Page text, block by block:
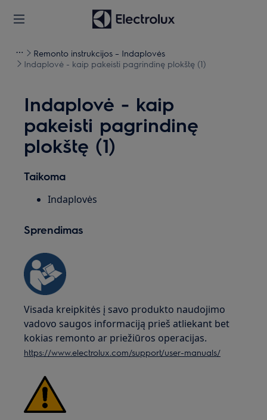
Remonto instrukcijos – Indaplovės
Indaplovė - kaip pakeisti pagrindinę plokštę (1)
Indaplovė - kaip
pakeisti pagrindinę
plokštę (1)
Taikoma
Indaplovės
Sprendimas
Visada kreipkitės į savo produkto naudojimo
vadovo saugos informaciją prieš atliekant bet
kokias remonto ar priežiūros operacijas.
https://www.electrolux.com/support/user-manuals/